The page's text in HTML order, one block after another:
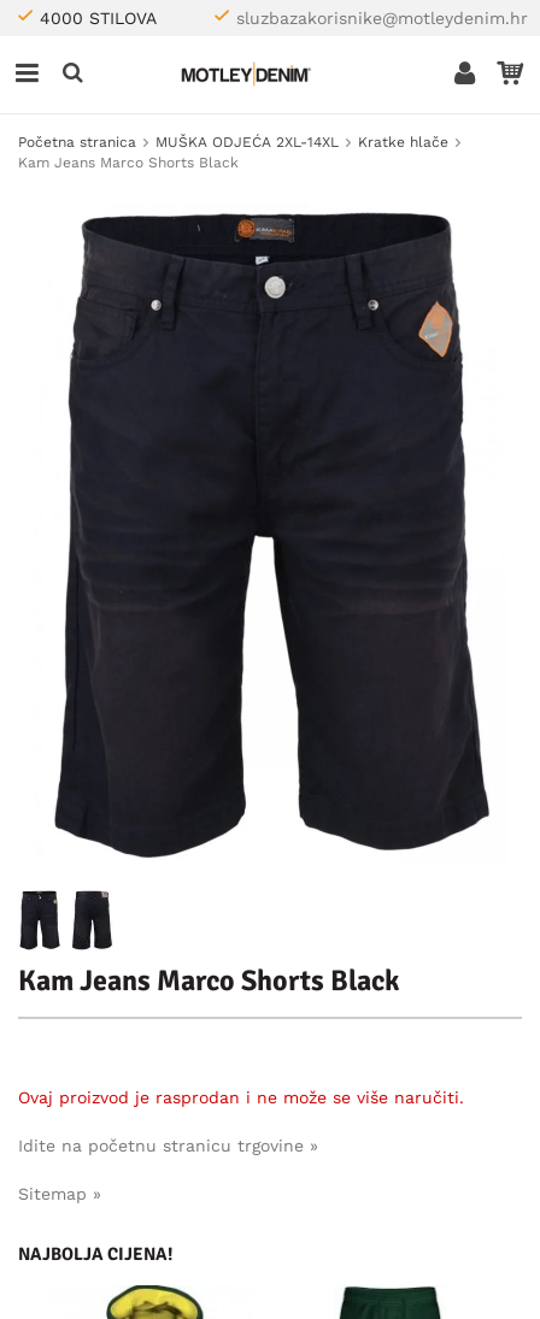
4000 STILOVA sluzbazakorisnike@motleydenim.hr
Početna stranica MUŠKA ODJEĆA 2XL-14XL
Kratke hlače
Kam Jeans Marco Shorts Black
Kam Jeans Marco Shorts Black
Ovaj proizvod je rasprodan i ne može se više naručiti.
Idite na početnu stranicu trgovine »
Sitemap »
NAJBOLJA CIJENA!